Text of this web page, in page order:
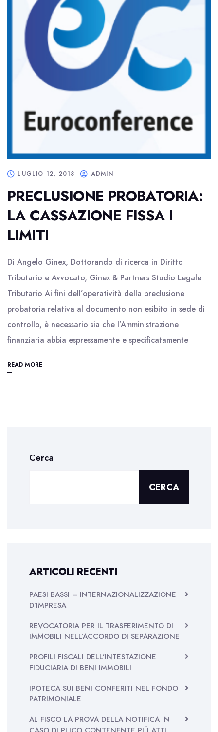
LUGLIO 12, 2018 ADMIN
PRECLUSIONE PROBATORIA:
LA CASSAZIONE FISSA I
LIMITI
Di Angelo Ginex, Dottorando di ricerca in Diritto
Tributario e Avvocato, Ginex & Partners Studio Legale
Tributario Ai fini dell’operatività della preclusione
probatoria relativa al documento non esibito in sede di
controllo, è necessario sia che l’Amministrazione
finanziaria abbia espressamente e specificatamente
READ MORE
Cerca
CERCA
ARTICOLI RECENTI
PAESI BASSI – INTERNAZIONALIZZAZIONE
D’IMPRESA
REVOCATORIA PER IL TRASFERIMENTO DI
IMMOBILI NELL’ACCORDO DI SEPARAZIONE
PROFILI FISCALI DELL’INTESTAZIONE
FIDUCIARIA DI BENI IMMOBILI
IPOTECA SUI BENI CONFERITI NEL FONDO
PATRIMONIALE
AL FISCO LA PROVA DELLA NOTIFICA IN